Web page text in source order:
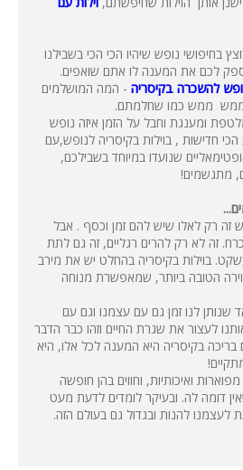
בחיפושי נופש שיהיו הכי הכי בשבילנו
לכם את המענה לו אתם שואפים.
ש להשכרה בקיסריה - המה המושלמים
ממש כמו שחלמתם.
ומענגת וחבל על הזמן איזה נופש
הכי חדישות , בוילות בקיסריה לנופש,עם
שנועדו במיוחד בשבילכם,
מתגשמים!
רק לאלו שיש להם זמן וכסף . אבל
זה לא רק להרים רגליים, זה גם לתת
בוילות בקיסריה בהחלט יש את מירב
הטובה ביותר, שמאפשרת מנוחה
שנותן לנו זמן גם עם עצמנו וגם עם
לעצור את שגרת החיים וזהו כבר הדבר
בקיסריה היא המענה לכל אלו, היא
ואיכותיות, וחווים בהן חופשה
דומה לה. ובעיקר לומדים לדעת מעט
לעצמנו להנות ובגדול גם בעולם הזה.